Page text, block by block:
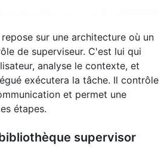
sur une architecture où un
de superviseur. C'est lui qui
analyse le contexte, et
exécutera la tâche. Il contrôle
et permet une
étapes.
supervisor